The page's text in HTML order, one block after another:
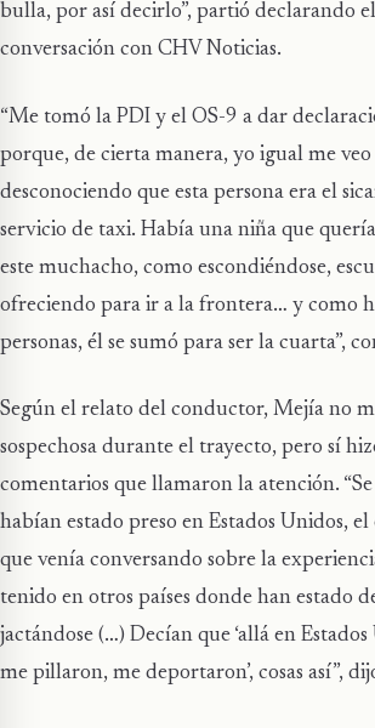
bulla, por así decirlo”, partió declarando
conversación con CHV Noticias.
“Me tomó la PDI y el OS-9 a dar
porque, de cierta manera, yo igual me
desconociendo que esta persona era el
servicio de taxi. Había una niña que
este muchacho, como escondiéndose,
ofreciendo para ir a la frontera… y como
personas, él se sumó para ser la cuarta”,
Según el relato del conductor, Mejía no
sospechosa durante el trayecto, pero sí
comentarios que llamaron la atención.
habían estado preso en Estados Unidos,
que venía conversando sobre la
tenido en otros países donde han estado
jactándose (…) Decían que ‘allá en
me pillaron, me deportaron’, cosas así”,